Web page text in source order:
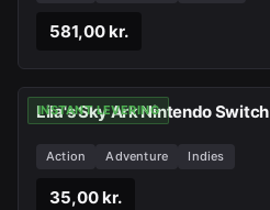
581,00 kr.
INSTANT LEVERING
Lila's Sky Ark Nintendo Switch
Action Adventure Indies
35,00 kr.